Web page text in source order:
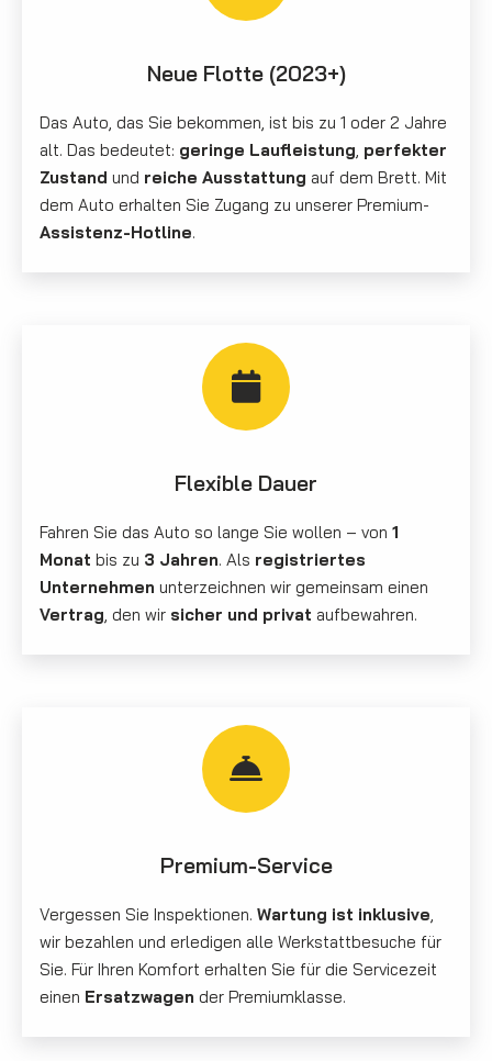
Neue Flotte (2023+)
Das Auto, das Sie bekommen, ist bis zu 1 oder 2 Jahre
alt. Das bedeutet: geringe Laufleistung perfekter
Zustand und reiche Ausstattung auf dem Brett. Mit
dem Auto erhalten Sie Zugang zu unserer Premium-
Assistenz-Hotline.
Flexible Dauer
Fahren Sie das Auto so lange Sie wollen – von 1
Monat bis zu 3 Jahren. Als registriertes
Unternehmen unterzeichnen wir gemeinsam einen
Vertrag , den wir sicher und privat aufbewahren.
Premium-Service
Vergessen Sie Inspektionen. Wartung ist inklusive
wir bezahlen und erledigen alle Werkstattbesuche für
Sie. Für Ihren Komfort erhalten Sie für die Servicezeit
einen Ersatzwagen der Premiumklasse.